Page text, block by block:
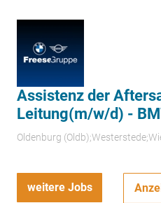
Assistenz der
Leitung(m/w/d) -
Oldenburg
weitere Jobs